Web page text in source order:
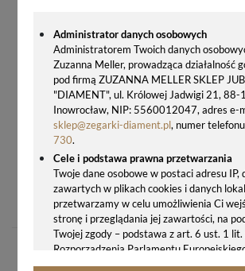
Administrator danych osobowych
Administratorem Twoich danych
Zuzanna Meller, prowadząca działalność
pod firmą ZUZANNA MELLER SKLEP
"DIAMENT", ul. Królowej Jadwigi 21, 88-
Inowrocław, NIP: 5560012047, adres e-
sklep@zegarki-diament.pl, numer
730.
Cele i podstawa prawna przetwarzania
Twoje dane osobowe w postaci adresu IP,
zawartych w plikach cookies i danych
przetwarzamy w celu umożliwienia Ci
stronę i przeglądania jej zawartości, na
Twojej zgody – podstawa z art. 6 ust. 1 lit.
Rozporządzenia Parlamentu
2016/679 z 27.04.2016 r. w sprawie
352,00 zł